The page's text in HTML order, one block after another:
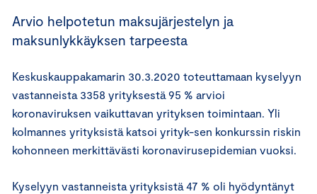
Arvio helpotetun maksujärjestelyn ja
maksunlykkäyksen tarpeesta
Keskuskauppakamarin 30.3.2020 toteuttamaan kyselyyn
vastanneista 3358 yrityksestä 95 % arvioi
koronaviruksen vaikuttavan yrityksen toimintaan. Yli
kolmannes yrityksistä katsoi yrityk-sen konkurssin riskin
kohonneen merkittävästi koronavirusepidemian vuoksi.
Kyselyyn vastanneista yrityksistä 47 % oli hyödyntänyt